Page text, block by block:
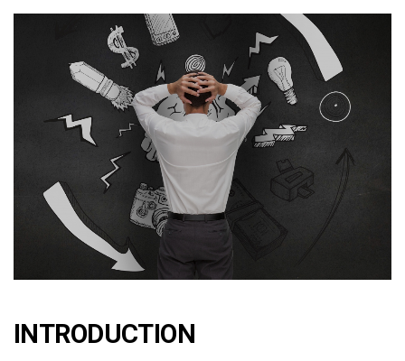
INTRODUCTION